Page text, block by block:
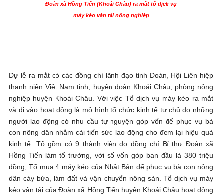
Đoàn xã Hồng Tiến (Khoái Châu) ra mắt tổ dịch vụ
máy kéo vận tải nông nghiệp
Dự lễ ra mắt có các đồng chí lãnh đạo tỉnh Đoàn, Hội Liên hiệp
thanh niên Việt Nam tỉnh, huyện đoàn Khoái Châu; phòng nông
nghiệp huyện Khoái Châu. Với việc Tổ dịch vụ máy kéo ra mắt
và đi vào hoạt động là mô hình tổ chức kinh tế tự chủ do những
người lao động có nhu cầu tự nguyện góp vốn để phục vụ bà
con nông dân nhằm cải tiến sức lao động cho đem lại hiệu quả
kinh tế. Tổ gồm có 9 thành viên do đồng chí Bí thư Đoàn xã
Hồng Tiến làm tổ trưởng, với số vốn góp ban đầu là 380 triệu
đồng, Tổ mua 4 máy kéo của Nhật Bản để phục vụ bà con nông
dân cày bừa, làm đất và vận chuyển nông sản. Tổ dịch vụ máy
kéo vận tải của Đoàn xã Hồng Tiến huyện Khoái Châu hoạt động